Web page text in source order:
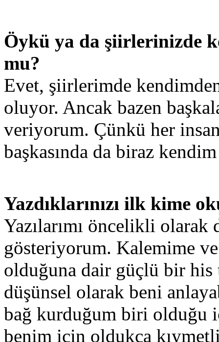
Öykü ya da şiirlerinizde
mu?
Evet, şiirlerimde
oluyor. Ancak bazen
veriyorum. Çünkü her
başkasında da biraz
Yazdıklarınızı ilk kime
Yazılarımı öncelikli
gösteriyorum. Kalemime
olduğuna dair güçlü bir his
düşünsel olarak beni
bağ kurduğum biri olduğu
benim için oldukça